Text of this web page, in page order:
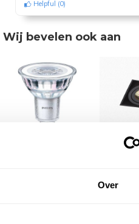
Over
Helpful (0)
Wij bevelen ook aan
€ 44,95